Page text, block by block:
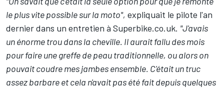
le plus vite possible sur la moto", expliquait le pilote l'an
dernier dans un entretien à Superbike.co.uk. "J'avais
un énorme trou dans la cheville. Il aurait fallu des mois
pour faire une greffe de peau traditionnelle, ou alors on
pouvait coudre mes jambes ensemble. C'était un truc
assez barbare et cela n'avait pas été fait depuis quelques